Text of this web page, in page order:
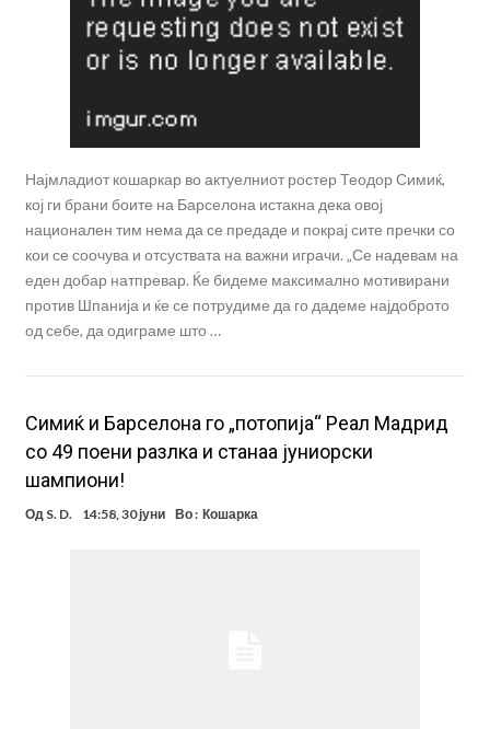
Најмладиот кошаркар во актуелниот ростер Теодор Симиќ,
кој ги брани боите на Барселона истакна дека овој
национален тим нема да се предаде и покрај сите пречки со
кои се соочува и отсуствата на важни играчи. „Се надевам на
еден добар натпревар. Ќе бидеме максимално мотивирани
против Шпанија и ќе се потрудиме да го дадеме најдоброто
од себе, да одиграме што …
Симиќ и Барселона го „потопија“ Реал Мадрид
со 49 поени разлка и станаа јуниорски
шампиони!
Од S. D. 14:58, 30 јуни Во : Кошарка